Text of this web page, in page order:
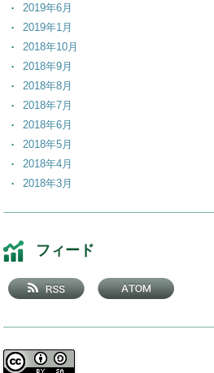
2019年6月
2019年1月
2018年10月
2018年9月
2018年8月
2018年7月
2018年6月
2018年5月
2018年4月
2018年3月
2017年12月
2017年11月
2017年10月
2017年9月
2017年6月
フィード